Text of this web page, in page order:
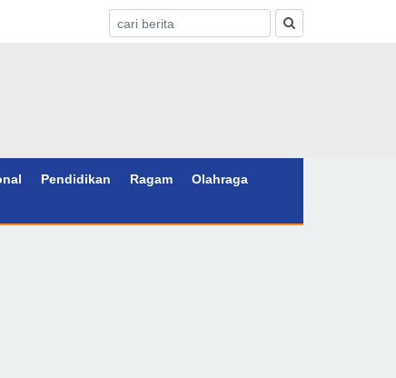
Pendidikan Ragam
Olahraga